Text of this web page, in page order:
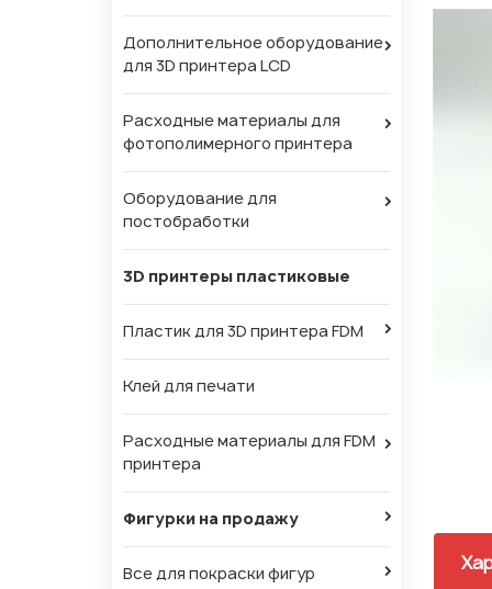
Дополнительное оборудование
для 3D принтера LCD
Расходные материалы для
фотополимерного принтера
Оборудование для
постобработки
3D принтеры пластиковые
Пластик для 3D принтера FDM
Клей для печати
Расходные материалы для FDM
принтера
Фигурки на продажу
Все для покраски фигур